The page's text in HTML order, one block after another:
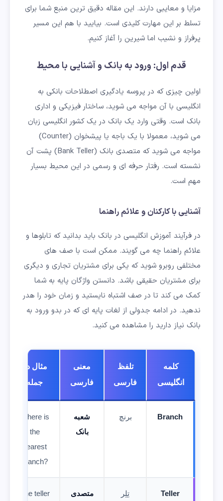
مزایا و معایبی دارند. این مقاله دقیق ترین منبع شما برای
تسلط بر این مهارت کلیدی است. بیایید با هم این مسیر
پرفراز و نشیب اما شیرین را آغاز کنیم.
قدم اول: ورود به بانک و آشنایی با محیط
اولین چیزی که در پروسه یادگیری اصطلاحات بانکی به
انگلیسی با آن مواجه می شوید، ساختار فیزیکی و اداری
بانک است. وقتی وارد یک بانک در یک کشور انگلیسی زبان
می شوید، معمولا با یک باجه یا پیشخوان (Counter)
مواجه می شوید که متصدی بانک (Bank Teller) پشت آن
نشسته است. رفتار حرفه ای و رسمی در این محیط بسیار
مهم است.
آشنایی با کارکنان و علائم راهنما
در فرآیند آموزش انگلیسی در بانک باید بدانید که تابلوها و
علائم راهنما چه می گویند. ممکن است با صف های
مختلفی روبرو شوید که یکی برای مشتریان تجاری و دیگری
برای مشتریان حقیقی باشد. دانستن واژگان پایه به شما
کمک می کند تا در صف اشتباه نایستید و زمان خود را هدر
ندهید. در ادامه جدولی از لغات پایه ای که در بدو ورود به
بانک نیاز دارید را مشاهده می کنید.
کلمه
انگلیسی
تلفظ
فارسی
معنی
فارسی
مثال در
جمله
Branch برنچ
شعبه
بانک
Where is
the
nearest
branch?
Teller تِلِر
متصدی
The teller